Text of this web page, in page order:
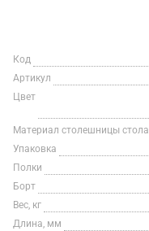
Код
Артикул
Цвет
Материал столешницы стола
Упаковка
Полки
Борт
Вес, кг
Длина, мм